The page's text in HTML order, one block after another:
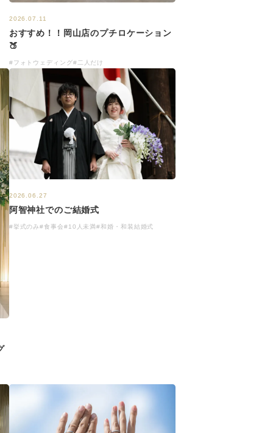
2026.07.11
おすすめ！！岡山店のプチロケーション
🍑
#フォトウェディング#二人だけ
2026.06.27
阿智神社でのご結婚式
#挙式のみ#食事会#10人未満#和婚・和装結婚式